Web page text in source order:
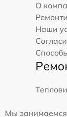
О
Наши
Мы занимаемся